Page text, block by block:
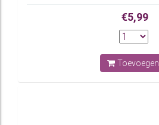
€5,99
Toevoegen